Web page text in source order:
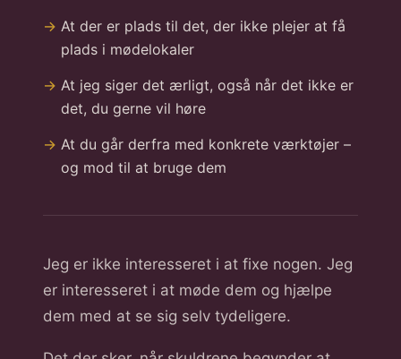
At der er plads til det, der ikke plejer at få
plads i mødelokaler
At jeg siger det ærligt, også når det ikke er
det, du gerne vil høre
At du går derfra med konkrete værktøjer –
og mod til at bruge dem
Jeg er ikke interesseret i at fixe nogen. Jeg
er interesseret i at møde dem og hjælpe
dem med at se sig selv tydeligere.